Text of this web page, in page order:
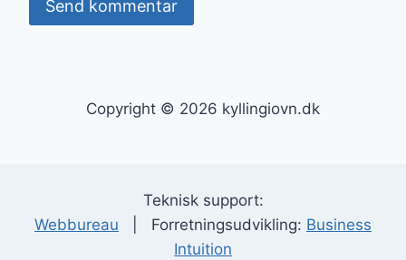
Copyright © 2026 kyllingiovn.dk
Teknisk support:
Webbureau | Forretningsudvikling: Business
Intuition